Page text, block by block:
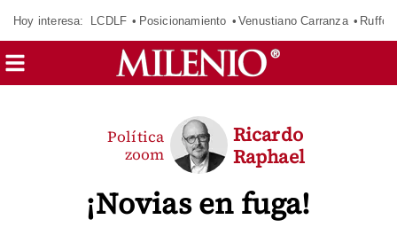
Hoy interesa: LCDLF Posicionamiento Venustiano Carranza Ruffo
¡Novias en fuga!
Política
zoom
Ricardo
Raphael